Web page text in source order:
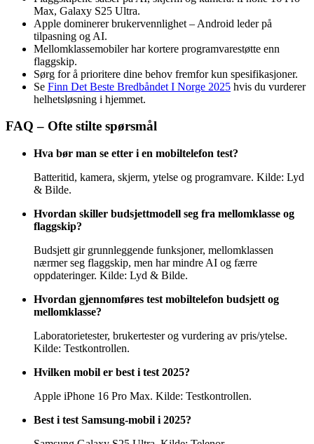
Max, Galaxy S25 Ultra.
Apple dominerer brukervennlighet – Android leder på
tilpasning og AI.
Mellomklassemobiler har kortere programvarestøtte enn
flaggskip.
Sørg for å prioritere dine behov fremfor kun spesifikasjoner.
Se Finn Det Beste Bredbåndet I Norge 2025 hvis du vurderer
helhetsløsning i hjemmet.
FAQ – Ofte stilte spørsmål
Hva bør man se etter i en mobiltelefon test?
Batteritid, kamera, skjerm, ytelse og programvare. Kilde: Lyd
& Bilde.
Hvordan skiller budsjettmodell seg fra mellomklasse og
flaggskip?
Budsjett gir grunnleggende funksjoner, mellomklassen
nærmer seg flaggskip, men har mindre AI og færre
oppdateringer. Kilde: Lyd & Bilde.
Hvordan gjennomføres test mobiltelefon budsjett og
mellomklasse?
Laboratorietester, brukertester og vurdering av pris/ytelse.
Kilde: Testkontrollen.
Hvilken mobil er best i test 2025?
Apple iPhone 16 Pro Max. Kilde: Testkontrollen.
Best i test Samsung-mobil i 2025?